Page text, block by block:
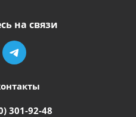
на связи
301-92-48